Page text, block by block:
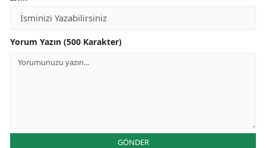
Yorum Yazın (500 Karakter)
GÖNDER